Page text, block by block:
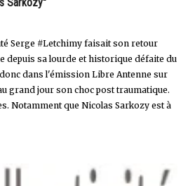
Serge #Letchimy faisait son retour
depuis sa lourde et historique défaite du
donc dans l'émission Libre Antenne sur
grand jour son choc post traumatique.
Notamment que Nicolas Sarkozy est à